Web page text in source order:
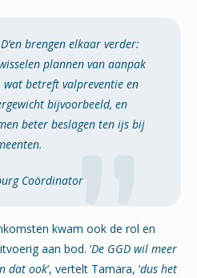
brengen elkaar verder:
plannen van aanpak
wat betreft valpreventie en
bijvoorbeeld, en
beter beslagen ten ijs bij
Coördinator
kwam ook de rol en
aan bod. ‘De GGD wil meer
dat ook‘, vertelt Tamara, ‘dus het